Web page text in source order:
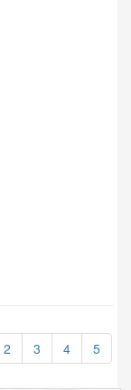
2 3 4 5